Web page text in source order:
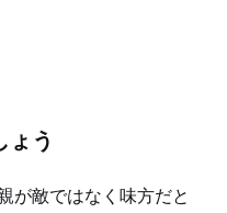
ょう
が敵ではなく味方だと